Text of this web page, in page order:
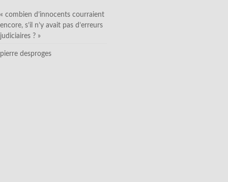
« combien d’innocents courraient
encore, s’il n’y avait pas d’erreurs
judiciaires ? »
pierre desproges